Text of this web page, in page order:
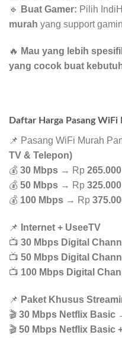
🔹
Buat Gamer: Pilih
murah yang support
🔥 Mau yang lebih
yang cocok buat
Daftar Harga Pasang WiFi
📌 Pasang WiFi Murah
TV & Telepon)
💰 30 Mbps → Rp 265.000
💰 50 Mbps → Rp 325.000
💰 100 Mbps → Rp
📌
Internet + UseeTV
📺 30 Mbps Digital
📺 50 Mbps Digital
📺 100 Mbps Digital
📌 Paket Khusus
🎬 30 Mbps Netflix Basic
🎬 50 Mbps Netflix Basic